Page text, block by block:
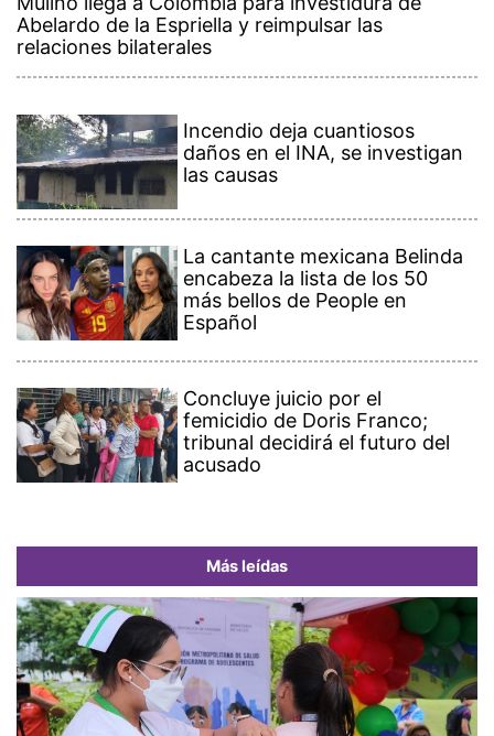
Abelardo de la Espriella y reimpulsar las
relaciones bilaterales
Incendio deja cuantiosos
daños en el INA, se investigan
las causas
La cantante mexicana Belinda
encabeza la lista de los 50
más bellos de People en
Español
Concluye juicio por el
femicidio de Doris Franco;
tribunal decidirá el futuro del
acusado
Más leídas